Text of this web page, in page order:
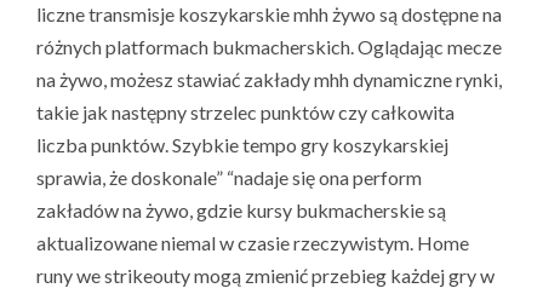
liczne transmisje koszykarskie mhh żywo są dostępne na
różnych platformach bukmacherskich. Oglądając mecze
na żywo, możesz stawiać zakłady mhh dynamiczne rynki,
takie jak następny strzelec punktów czy całkowita
liczba punktów. Szybkie tempo gry koszykarskiej
sprawia, że doskonale” “nadaje się ona perform
zakładów na żywo, gdzie kursy bukmacherskie są
aktualizowane niemal w czasie rzeczywistym. Home
runy we strikeouty mogą zmienić przebieg każdej gry w